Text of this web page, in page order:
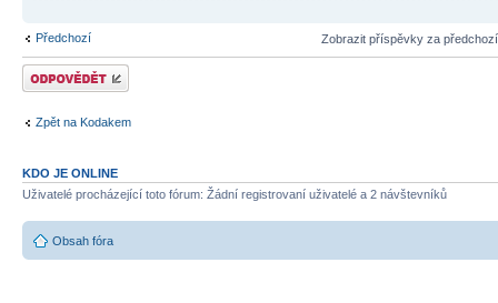
Předchozí Zobrazit příspěvky za
Odeslat odpověď
Zpět na Kodakem
KDO JE ONLINE
Uživatelé procházející toto fórum: Žádní registrovaní uživatelé a 2 návštevníků
Obsah fóra